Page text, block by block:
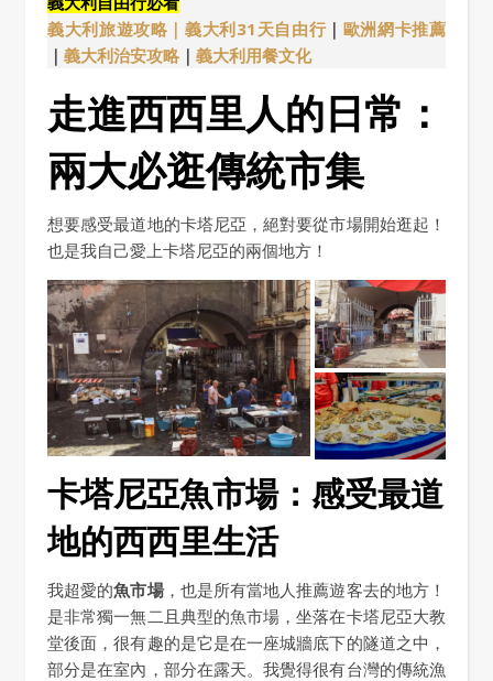
義大利旅遊攻略｜義大利31天自由行｜ 歐洲網卡推薦
｜ 義大利治安攻略 ｜ 義大利用餐文化
走進西西里人的日常：
兩大必逛傳統市集
想要感受最道地的卡塔尼亞，絕對要從市場開始逛起！
也是我自己愛上卡塔尼亞的兩個地方！
卡塔尼亞魚市場：感受最道
地的西西里生活
我超愛的魚市場，也是所有當地人推薦遊客去的地方！
是非常獨一無二且典型的魚市場，坐落在卡塔尼亞大教
堂後面，很有趣的是它是在一座城牆底下的隧道之中，
部分是在室內，部分在露天。我覺得很有台灣的傳統漁